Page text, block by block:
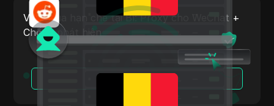
Payoneer
PayPal
Pinterest
Vượt qua hạn chế tại Bỉ: Proxy cho WeChat +
Chống phát hiện